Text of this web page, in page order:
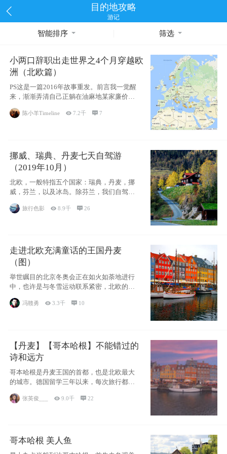
目的地攻略
游记
智能排序 筛选
小两口辞职出走世界之4个月穿越欧
洲（北欧篇）
PS这是一篇2016年故事重发。前言我一觉醒
来，渐渐弄清自己正躺在油麻地某家廉价宾
馆
陈小羊Timeline 7.2千 7
挪威、瑞典、丹麦七天自驾游
（2019年10月）
北欧，一般特指五个国家：瑞典，丹麦，挪
威，芬兰，以及冰岛。除芬兰，我们自驾游
旅行色影 8.9千 26
走进北欧充满童话的王国丹麦
（图）
举世瞩目的北京冬奥会正在如火如荼地进行
中，也许是与冬雪运动联系紧密，北欧的一
些国家因
冯赣勇 3.3千  10
【丹麦】【哥本哈根】不能错过的
诗和远方
哥本哈根是丹麦王国的首都，也是北欧最大
的城市。德国留学三年以来，每次旅行都是
张英俊___ 9.0千 22
哥本哈根 美人鱼